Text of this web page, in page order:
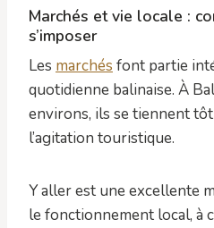
Marchés et vie locale :
s’imposer
Les marchés font partie
quotidienne balinaise. À
environs, ils se tiennent
l’agitation touristique.
Y aller est une excellente
le fonctionnement local, à